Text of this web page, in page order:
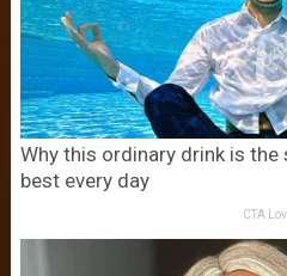
Why this ordinary drink is
best every day
CTA